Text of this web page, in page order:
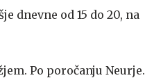
dnevne od 15 do 20, na
Po poročanju